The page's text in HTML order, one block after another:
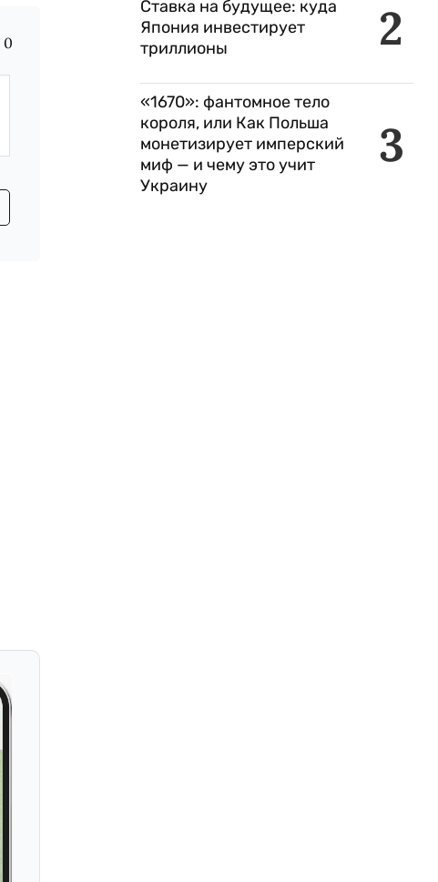
0 2
Ставка на будущее: куда
Япония инвестирует
триллионы
3
«1670»: фантомное тело
короля, или Как Польша
монетизирует имперский
миф — и чему это учит
Украину